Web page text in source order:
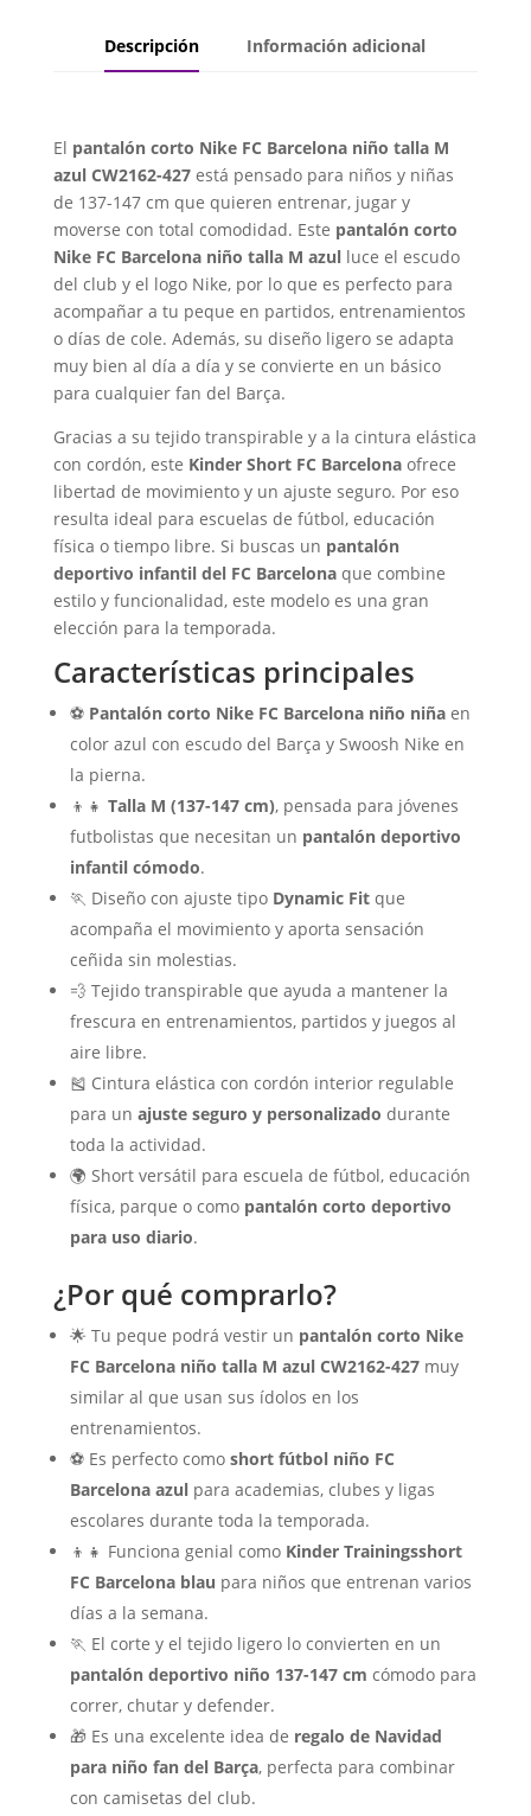
Descripción Información adicional
El pantalón corto Nike FC Barcelona niño talla M
azul CW2162-427está pensado para niños y niñas
de 137-147 cm que quieren entrenar, jugar y
moverse con total comodidad. Este pantalón corto
Nike FC Barcelona niño talla M azulluce el escudo
del club y el logo Nike, por lo que es perfecto para
acompañar a tu peque en partidos, entrenamientos
o días de cole. Además, su diseño ligero se adapta
muy bien al día a día y se convierte en un básico
para cualquier fan del Barça.
Gracias a su tejido transpirable y a la cintura elástica
con cordón, este Kinder Short FC Barcelonaofrece
libertad de movimiento y un ajuste seguro. Por eso
resulta ideal para escuelas de fútbol, educación
física o tiempo libre. Si buscas un pantalón
deportivo infantil del FC Barcelonaque combine
estilo y funcionalidad, este modelo es una gran
elección para la temporada.
Características principales
⚽ Pantalón corto Nike FC Barcelona niño niñaen
color azul con escudo del Barça y Swoosh Nike en
la pierna.
👦👧 Talla M (137-147 cm), pensada para jóvenes
futbolistas que necesitan un pantalón deportivo
infantil cómodo.
🏃 Diseño con ajuste tipo Dynamic Fitque
acompaña el movimiento y aporta sensación
ceñida sin molestias.
💨 Tejido transpirable que ayuda a mantener la
frescura en entrenamientos, partidos y juegos al
aire libre.
🎽 Cintura elástica con cordón interior regulable
para un ajuste seguro y personalizado durante
toda la actividad.
🌍 Short versátil para escuela de fútbol, educación
física, parque o como pantalón corto deportivo
para uso diario.
¿Por qué comprarlo?
🌟 Tu peque podrá vestir un pantalón corto Nike
FC Barcelona niño talla M azul CW2162-427muy
similar al que usan sus ídolos en los
entrenamientos.
⚽ Es perfecto como short fútbol niño FC
Barcelona azulpara academias, clubes y ligas
escolares durante toda la temporada.
👦👧 Funciona genial como Kinder Trainingsshort
FC Barcelona blau para niños que entrenan varios
días a la semana.
🏃 El corte y el tejido ligero lo convierten en un
pantalón deportivo niño 137-147 cm cómodo para
correr, chutar y defender.
🎁 Es una excelente idea de regalo de Navidad
para niño fan del Barça, perfecta para combinar
con camisetas del club.